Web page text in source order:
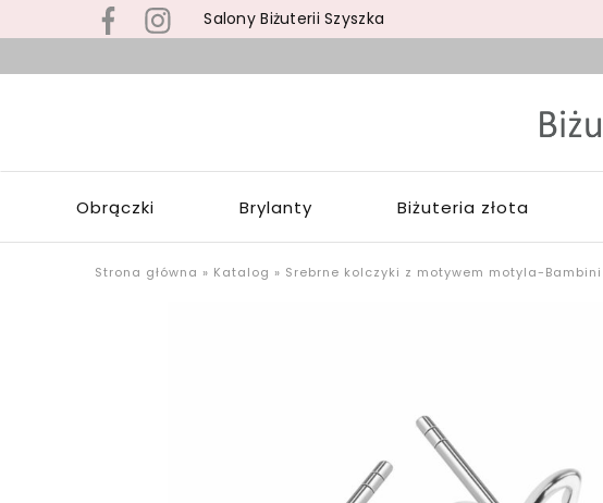
Salony Biżuterii Szyszka
Biżuteria
Wola,
Łask
srebrną,
pozłacaną,
upominki
Obrączki Brylanty Biżuteria złota
Strona główna » Katalog » Srebrne kolczyki z motywem motyla-Bambini